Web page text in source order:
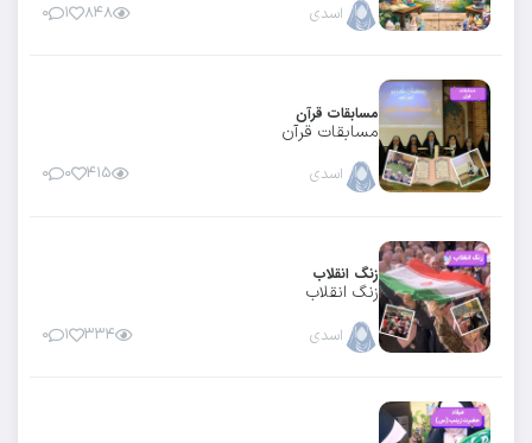
اسدی ۸۴۸ ۱ ۰
مسابقات قرآن
مسابقات قرآن
اسدی ۴۱۵ ۰ ۰
زنگ انقلاب
زنگ انقلاب
اسدی ۳۳۴ ۱ ۰